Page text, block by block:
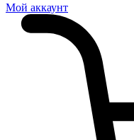
Мой аккаунт